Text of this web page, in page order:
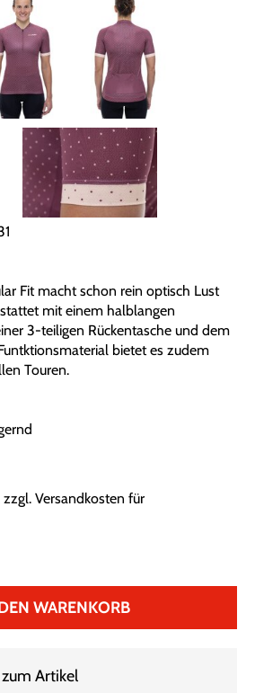
Fit macht schon rein optisch Lust
mit einem halblangen
3-teiligen Rückentasche und dem
bietet es zudem
Touren.
zzgl. Versandkosten für
WARENKORB
zum Artikel